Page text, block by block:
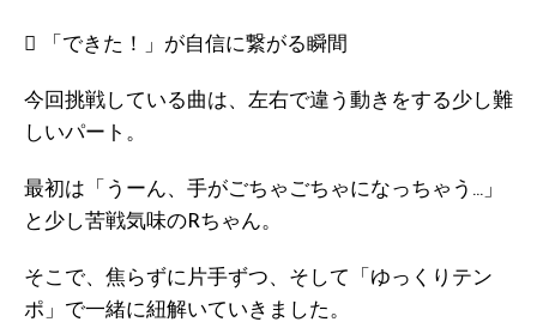
 「できた！」が自信に繋がる瞬間
今回挑戦している曲は、左右で違う動きをする少し難
しいパート。
最初は「うーん、手がごちゃごちゃになっちゃう…」
と少し苦戦気味のRちゃん。
そこで、焦らずに片手ずつ、そして「ゆっくりテン
ポ」で一緒に紐解いていきました。